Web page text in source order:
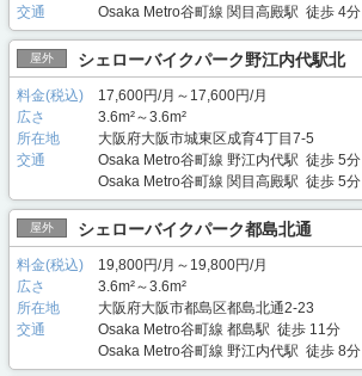
交通
Osaka Metro谷町線 関目高殿駅 徒歩 4分
屋外 シェローバイクパーク野江内代駅北
料金(税込)
17,600円/月～17,600円/月
広さ
3.6m²～3.6m²
所在地
大阪府大阪市城東区成育4丁目7-5
交通
Osaka Metro谷町線 野江内代駅 徒歩 5分
Osaka Metro谷町線 関目高殿駅 徒歩 5分
屋外 シェローバイクパーク都島北通
料金(税込)
19,800円/月～19,800円/月
広さ
3.6m²～3.6m²
所在地
大阪府大阪市都島区都島北通2-23
交通
Osaka Metro谷町線 都島駅 徒歩 11分
Osaka Metro谷町線 野江内代駅 徒歩 8分